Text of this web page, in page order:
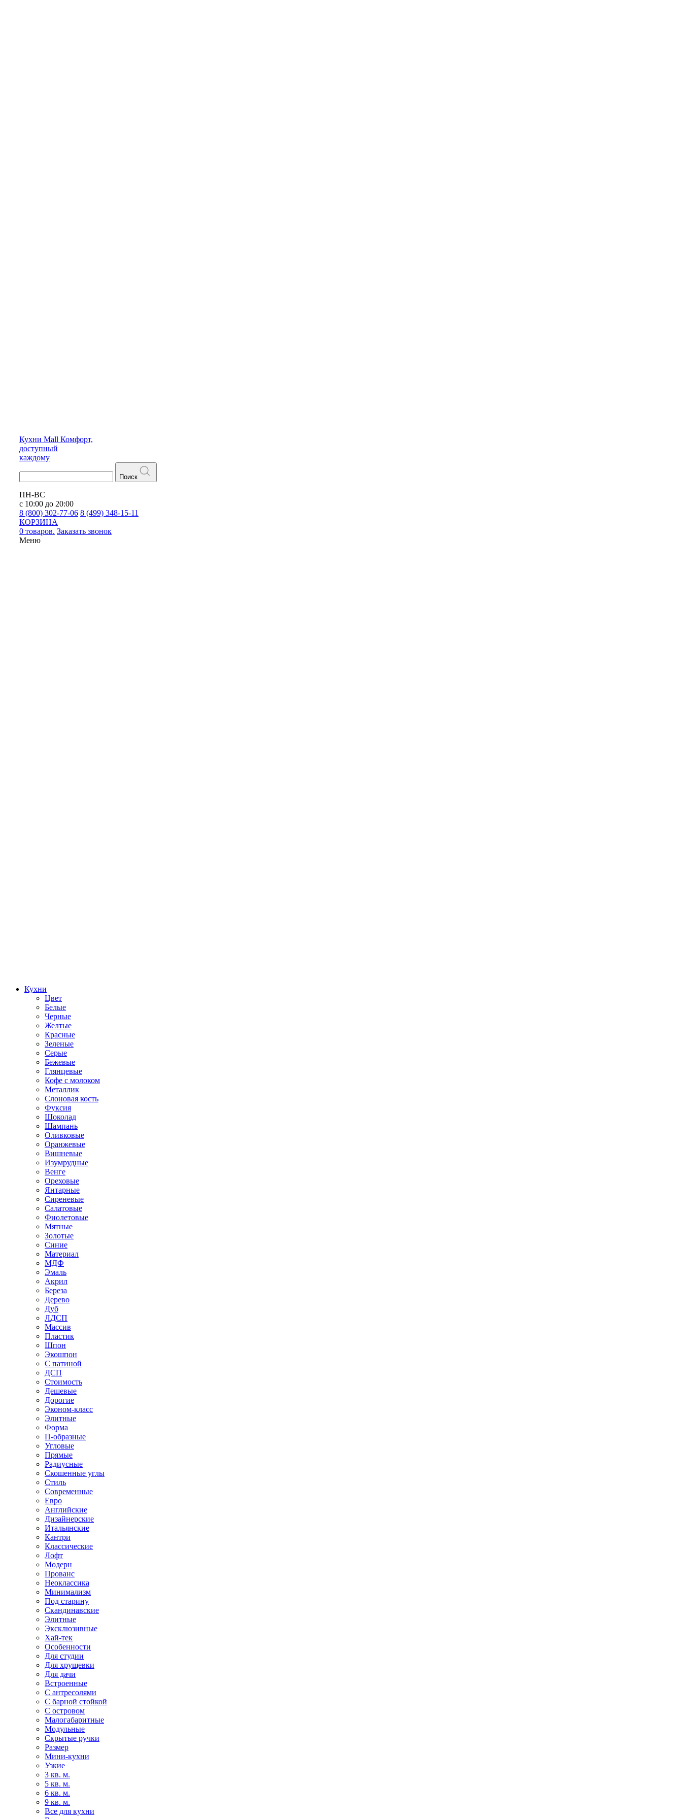
Кухни Mall Комфорт,
доступный
каждому
Поиск
ПН-ВС
с 10:00 до 20:00
8 (800) 302-77-06 8 (499) 348-15-11
КОРЗИНА
0 товаров. Заказать звонок
Меню
Кухни
Цвет
Белые
Черные
Желтые
Красные
Зеленые
Серые
Бежевые
Глянцевые
Кофе с молоком
Металлик
Слоновая кость
Фуксия
Шоколад
Шампань
Оливковые
Оранжевые
Вишневые
Изумрудные
Венге
Ореховые
Янтарные
Сиреневые
Салатовые
Фиолетовые
Мятные
Золотые
Синие
Материал
МДФ
Эмаль
Акрил
Береза
Дерево
Дуб
ЛДСП
Массив
Пластик
Шпон
Экошпон
С патиной
ДСП
Стоимость
Дешевые
Дорогие
Эконом-класс
Элитные
Форма
П-образные
Угловые
Прямые
Радиусные
Скошенные углы
Стиль
Современные
Евро
Английские
Дизайнерские
Итальянские
Кантри
Классические
Лофт
Модерн
Прованс
Неоклассика
Минимализм
Под старину
Скандинавские
Элитные
Эксклюзивные
Хай-тек
Особенности
Для студии
Для хрущевки
Для дачи
Встроенные
С антресолями
С барной стойкой
С островом
Малогабаритные
Модульные
Скрытые ручки
Размер
Мини-кухни
Узкие
3 кв. м.
5 кв. м.
6 кв. м.
9 кв. м.
Все для кухни